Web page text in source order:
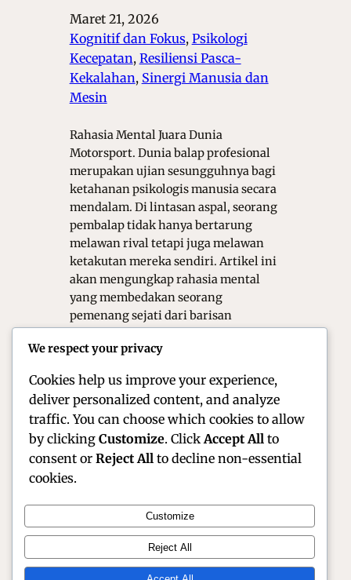
Maret 21, 2026
Kognitif dan Fokus, Psikologi
Kecepatan, Resiliensi Pasca-
Kekalahan, Sinergi Manusia dan
Mesin
Rahasia Mental Juara Dunia
Motorsport. Dunia balap profesional
merupakan ujian sesungguhnya bagi
ketahanan psikologis manusia secara
mendalam. Di lintasan aspal, seorang
pembalap tidak hanya bertarung
melawan rival tetapi juga melawan
ketakutan mereka sendiri. Artikel ini
akan mengungkap rahasia mental
yang membedakan seorang
pemenang sejati dari barisan
Psikologis dalam Kecepatan Ekstrem
Official Site of Christian Montanari | Racer &
Motorsport Profile
We respect your privacy
Cookies help us improve your experience,
deliver personalized content, and analyze
traffic. You can choose which cookies to allow
by clicking Customize. Click Accept All to
consent or Reject All to decline non-essential
cookies.
Customize
Reject All